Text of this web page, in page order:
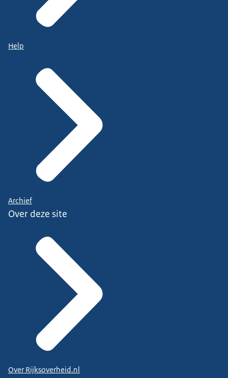
Help
Archief
Over deze site
Over Rijksoverheid.nl